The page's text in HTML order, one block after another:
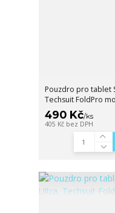
Pouzdro pro tablet
Techsuit FoldPro
490 Kč/ks
405 Kč bez DPH